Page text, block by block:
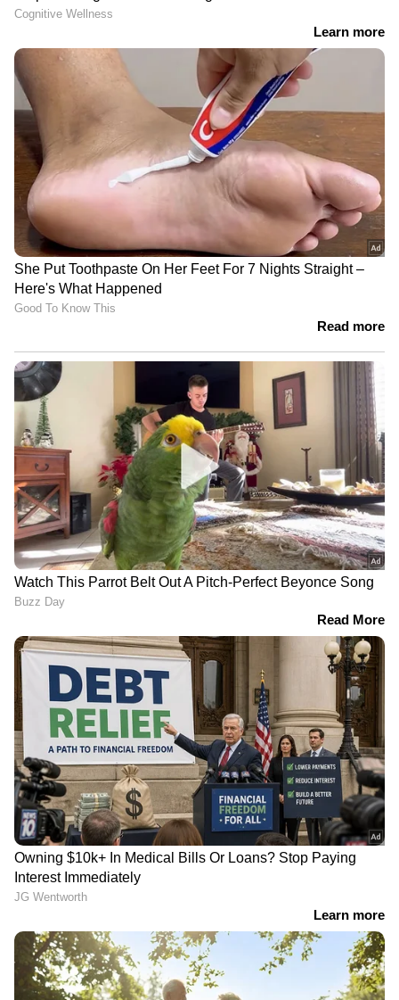
ഓഫീസിലും മികച്ച പ്രകടനമാണ്. കേരളത്തിൽ
നിന്നുമാത്രം ഇതുവരെ 20 കോടി അടുപ്പിച്ച്
ചിത്രം നേടിയെന്നാണ് ട്രേഡ് അനലിസ്റ്റുകൾ
പറയുന്നത്. ആ​ഗോളതലത്തിൽ 40 കോടിയും
ചിത്രം പിന്നിട്ടു എന്നും വിവരമുണ്ട്.
ഏഷ്യാനെറ്റ് ന്യൂസ് തത്സമയ വാർത്തകൾ..
LATEST VIDEOS
സിനിമകളിൽ നിന്ന്Malayalam OTT Release
വരെ,Bigg Boss Malayalam Season 7മുതൽ
Mollywood Celebrity news,Exclusive
Interviewവരെ — എല്ലാEntertainment
Newsഒരൊറ്റ ക്ലിക്കിൽ. ഏറ്റവും പുതിയ
Movie Release
— എല്ലാം ഇപ്പോൾ
നിങ്ങളുടെ മുന്നിൽ. എപ്പോഴും എവിടെയും
എന്റർടൈൻമെന്റിന്റെ താളത്തിൽ ചേരാൻ
ഏഷ്യാനെറ്റ് ന്യൂസ് മലയാളം വാർത്തകൾ